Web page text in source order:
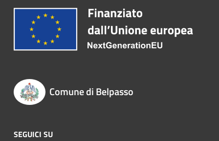
Comune di Belpasso
SEGUICI SU